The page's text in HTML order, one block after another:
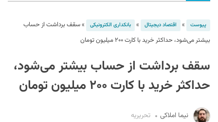
پیوست » اقتصاد دیجیتال » بانکداری الکترونیکی »سقف برداشت از حساب
بیشتر می‌شود، حداکثر خرید با کارت ۲۰۰ میلیون تومان
سقف برداشت از حساب بیشتر می‌شود،
حداکثر خرید با کارت ۲۰۰ میلیون تومان
نیما املاکی تحریریه